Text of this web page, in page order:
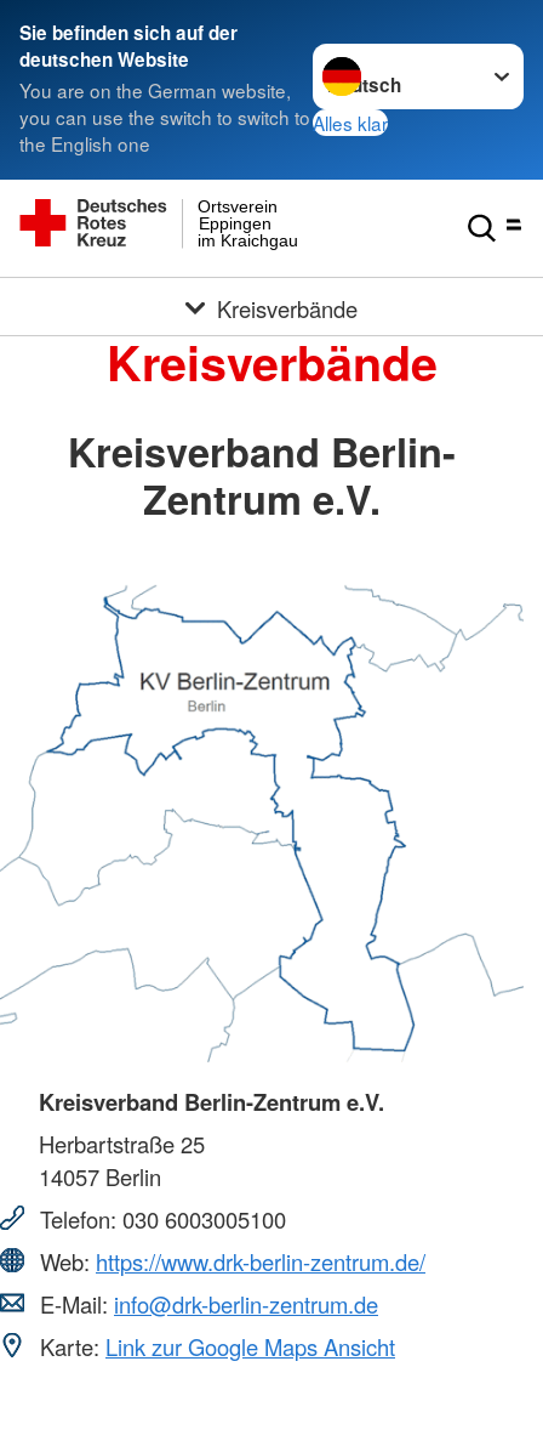
Sie befinden sich auf der
deutschen Website
You are on the German website,
you can use the switch to switch to
the English one
Sprache wechseln zu
Alles klar
im Kraichgau
Eppingen
Ortsverein
Kreisverbände
Kreisverbände
Kreisverband Berlin-
Zentrum e.V.
Kreisverband Berlin-Zentrum e.V.
Herbartstraße 25
14057 Berlin
Telefon: 030 6003005100
Web: https://www.drk-berlin-zentrum.de/
E-Mail: info@drk-berlin-zentrum.de
Karte: Link zur Google Maps Ansicht